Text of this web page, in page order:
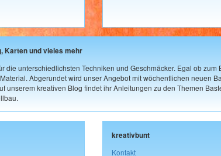
Karten und vieles mehr
unterschiedlichsten Techniken und Geschmäcker. Egal ob
Abgerundet wird unser Angebot mit wöchentlichen neuen
kreativen Blog findet ihr Anleitungen zu den Themen
kreativbunt
Kontakt